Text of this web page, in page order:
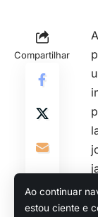
Ao continuar
estou ciente e
Política de
Compartilhar